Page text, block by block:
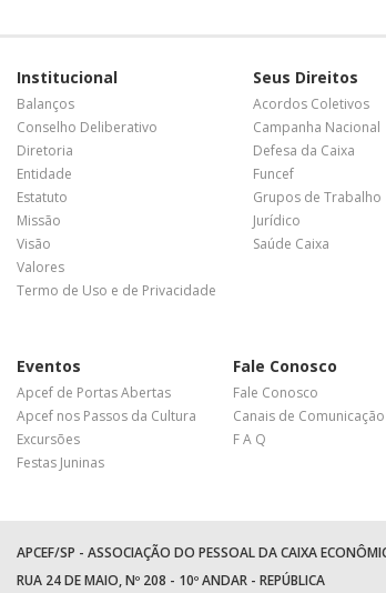
Institucional
Balanços
Conselho Deliberativo
Diretoria
Entidade
Estatuto
Missão
Visão
Valores
Termo de Uso e de Privacidade
Seus Direitos
Acordos Coletivos
Campanha Nacional
Defesa da Caixa
Funcef
Grupos de Trabalho
Jurídico
Saúde Caixa
Eventos
Apcef de Portas Abertas
Apcef nos Passos da Cultura
Excursões
Festas Juninas
Fale Conosco
Fale Conosco
Canais de Comunicação
F A Q
APCEF/SP - ASSOCIAÇÃO DO PESSOAL DA CAIXA
RUA 24 DE MAIO, Nº 208 - 10º ANDAR - REPÚBLICA